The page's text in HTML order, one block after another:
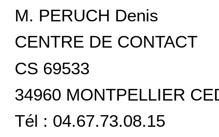
M. PERUCH Denis
CENTRE DE CONTACT
CS 69533
34960 MONTPELLIER
Tél : 04.67.73.08.15